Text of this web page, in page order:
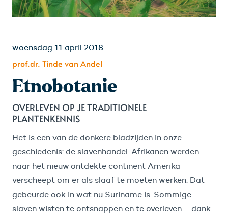
woensdag 11 april 2018
prof.dr. Tinde van Andel
Etnobotanie
OVERLEVEN OP JE TRADITIONELE
PLANTENKENNIS
Het is een van de donkere bladzijden in onze
geschiedenis: de slavenhandel. Afrikanen werden
naar het nieuw ontdekte continent Amerika
verscheept om er als slaaf te moeten werken. Dat
gebeurde ook in wat nu Suriname is. Sommige
slaven wisten te ontsnappen en te overleven – dank